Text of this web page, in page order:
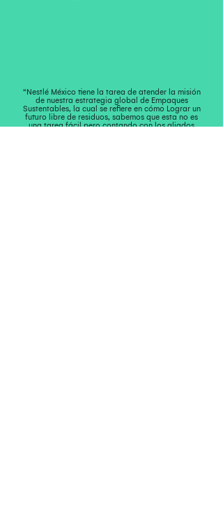
“Nestlé México tiene la tarea de atender la misión
de nuestra estrategia global de Empaques
Sustentables, la cual se refiere en cómo Lograr un
futuro libre de residuos, sabemos que esta no es
una tarea fácil pero contando con los aliados